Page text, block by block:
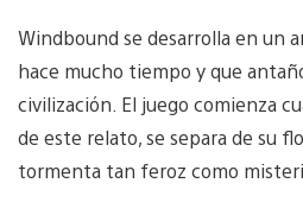
Windbound se desarrolla en un
hace mucho tiempo y que
civilización. El juego comienza
de este relato, se separa de su
tormenta tan feroz como